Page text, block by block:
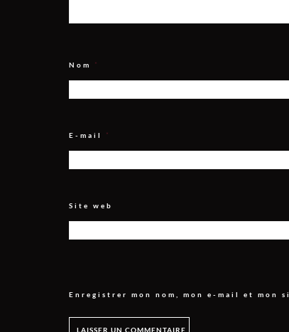
Nom *
E-mail *
Site web
Enregistrer mon nom, mon e-mail et mon